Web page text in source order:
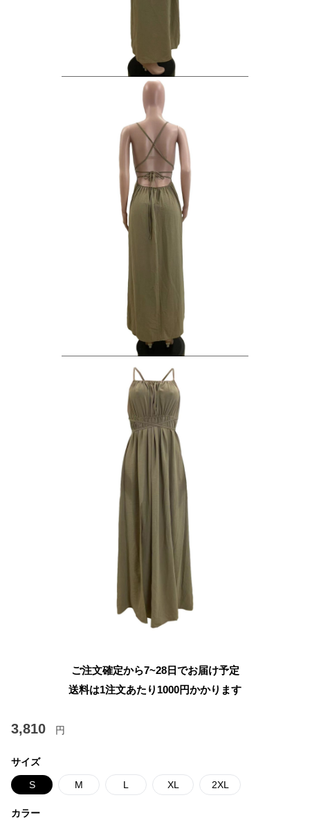
ご注文確定から7~28日でお届け予定
送料は1注文あたり 1000円かかります
3,810 円
サイズ
S M L XL 2XL
カラー